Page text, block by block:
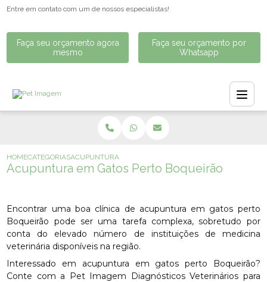
Entre em contato com um de nossos especialistas!
Faça seu orçamento agora
mesmo
Faça seu orçamento por
Whatsapp
HOMECATEGORIASACUPUNTURA EM GATOS PERTO BOQUEIRÃO
Acupuntura em Gatos Perto Boqueirão
Encontrar uma boa clínica de acupuntura em gatos perto
Boqueirão pode ser uma tarefa complexa, sobretudo por
conta do elevado número de instituições de medicina
veterinária disponíveis na região.
Interessado em acupuntura em gatos perto Boqueirão?
Conte com a Pet Imagem Diagnósticos Veterinários para